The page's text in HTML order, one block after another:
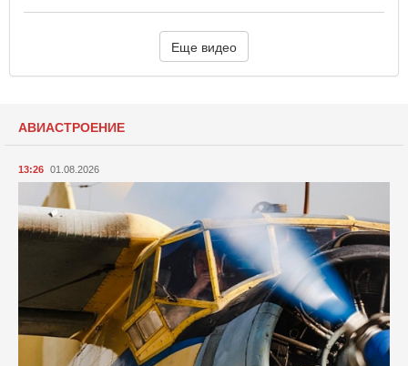
Еще видео
АВИАСТРОЕНИЕ
13:26 01.08.2026